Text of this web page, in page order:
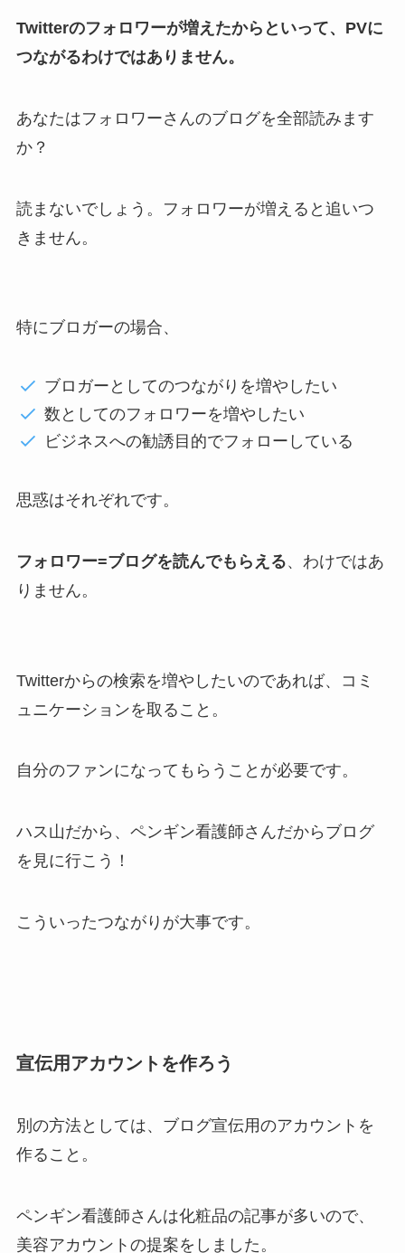
Twitterのフォロワーが増えたからといって、PVに
つながるわけではありません。
あなたはフォロワーさんのブログを全部読みます
か？
読まないでしょう。フォロワーが増えると追いつ
きません。
特にブロガーの場合、
ブロガーとしてのつながりを増やしたい
数としてのフォロワーを増やしたい
ビジネスへの勧誘目的でフォローしている
思惑はそれぞれです。
フォロワー=ブログを読んでもらえる、わけではあ
りません。
Twitterからの検索を増やしたいのであれば、コミ
ュニケーションを取ること。
自分のファンになってもらうことが必要です。
ハス山だから、ペンギン看護師さんだからブログ
を見に行こう！
こういったつながりが大事です。
宣伝用アカウントを作ろう
別の方法としては、 ブログ宣伝用のアカウントを
作ること。
ペンギン看護師さんは化粧品の記事が多いので、
美容アカウントの提案をしました。